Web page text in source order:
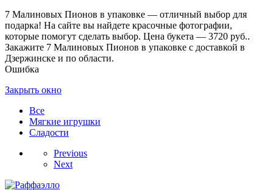
7 Малиновых Пионов в упаковке — отличный выбор для
подарка! На сайте вы найдете красочные фотографии,
которые помогут сделать выбор. Цена букета — 3720 руб..
Закажите 7 Малиновых Пионов в упаковке с доставкой в
Дзержинске и по области.
Ошибка
Закрыть окно
Все
Мягкие игрушки
Сладости
Previous
Next